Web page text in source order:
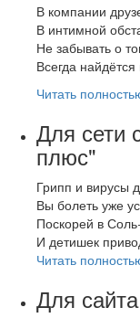
В компании
В интимной
Не забывать о
Всегда
Читать
Для сети
плюс"
Грипп и вирусы
Вы болеть уже
Поскорей в
И детишек
Читать
Для